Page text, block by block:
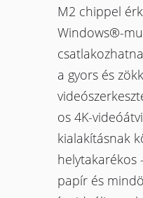
M2 chippel
Windows®-
a gyors és
os 4K-
kialakításnak
helytakarékos
papír és